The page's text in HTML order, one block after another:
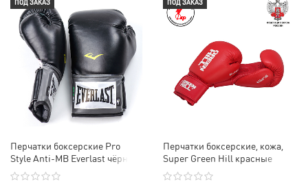
ПОД ЗАКАЗ
Перчатки боксерские Pro
Style Anti-MB Everlast чёрные
ПОД ЗАКАЗ
Перчатки боксерские, кожа,
Super Green Hill красные